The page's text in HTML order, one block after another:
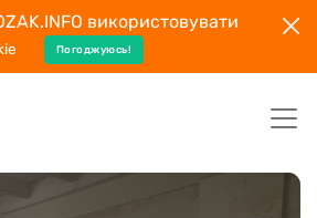
використовувати
Погоджуюсь!